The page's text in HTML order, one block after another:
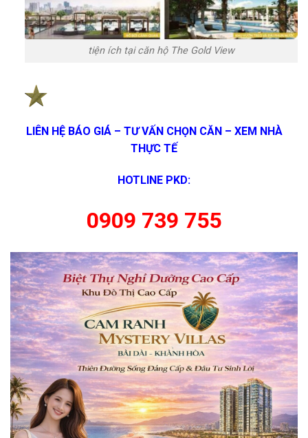
tiện ích tại căn hộ The Gold View
LIÊN HỆ BÁO GIÁ – TƯ VẤN CHỌN CĂN – XEM NHÀ
THỰC TẾ
HOTLINE PKD:
0909 739 755